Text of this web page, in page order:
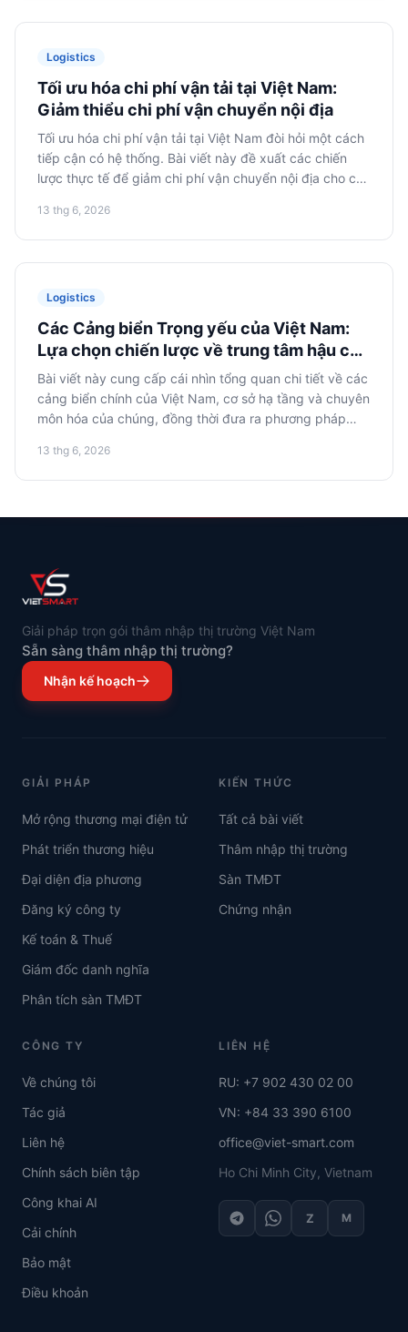
Logistics
Tối ưu hóa chi phí vận tải tại Việt Nam:
Giảm thiểu chi phí vận chuyển nội địa
Tối ưu hóa chi phí vận tải tại Việt Nam đòi hỏi một cách
tiếp cận có hệ thống. Bài viết này đề xuất các chiến
lược thực tế để giảm chi phí vận chuyển nội địa cho các
phương thức vận tải tối ưu và chiến thuật đàm phán với
các nhà vận chuyển địa phương.
13 thg 6, 2026
Logistics
Các Cảng biển Trọng yếu của Việt Nam:
Lựa chọn chiến lược về trung tâm hậu cần
cho nhập khẩu
Bài viết này cung cấp cái nhìn tổng quan chi tiết về các
cảng biển chính của Việt Nam, cơ sở hạ tầng và chuyên
môn hóa của chúng, đồng thời đưa ra phương pháp
cảng nhập cảnh cho hàng hóa nhập khẩu.
13 thg 6, 2026
Giải pháp trọn gói thâm nhập thị trường Việt Nam
Sẵn sàng thâm nhập thị trường?
Nhận kế hoạch
GIẢI PHÁP
Mở rộng thương mại điện tử
Phát triển thương hiệu
Đại diện địa phương
Đăng ký công ty
Kế toán & Thuế
Giám đốc danh nghĩa
Phân tích sàn TMĐT
KIẾN THỨC
Tất cả bài viết
Thâm nhập thị trường
Sàn TMĐT
Chứng nhận
CÔNG TY
Về chúng tôi
Tác giả
Liên hệ
Chính sách biên tập
Công khai AI
Cải chính
Bảo mật
Điều khoản
LIÊN HỆ
RU: +7 902 430 02 00
VN: +84 33 390 6100
office@viet-smart.com
Ho Chi Minh City, Vietnam
Z M